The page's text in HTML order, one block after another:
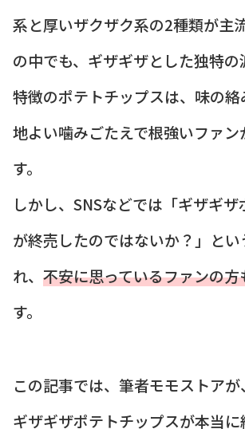
系と厚いザクザク系の2種類が主
の中でも、ギザギザとした独特
特徴のポテトチップスは、味の
地よい噛みごたえで根強いファン
す。
しかし、SNSなどでは「ギザギ
が終売したのではないか？」と
れ、 不安に思っているファンの方
す。
この記事では、筆者モモストア
ギザギザポテトチップスが本当に